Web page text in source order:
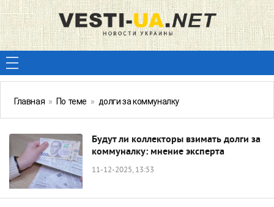
Главная » По теме » долги за коммуналку
Будут ли коллекторы взимать долги за
коммуналку: мнение эксперта
11-12-2025, 13:53